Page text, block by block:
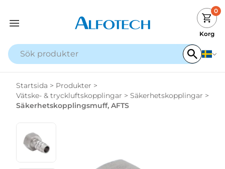
0
Korg
Startsida > Produkter >
Vätske- & tryckluftskopplingar > Säkerhetskopplingar >
Säkerhetskopplingsmuff, AFTS